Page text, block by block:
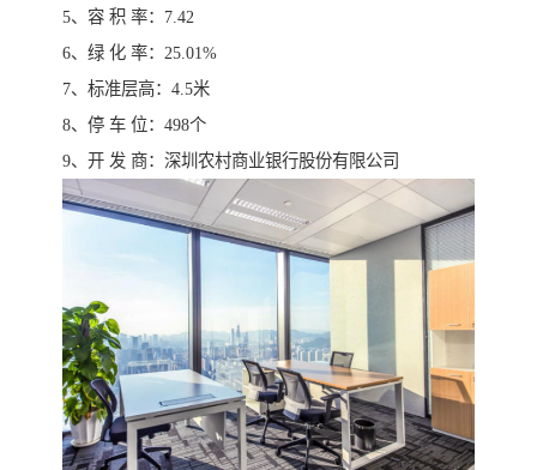
5、容 积 率：7.42
6、绿 化 率：25.01%
7、标准层高：4.5米
8、停 车 位：498个
9、开 发 商：深圳农村商业银行股份有限公司